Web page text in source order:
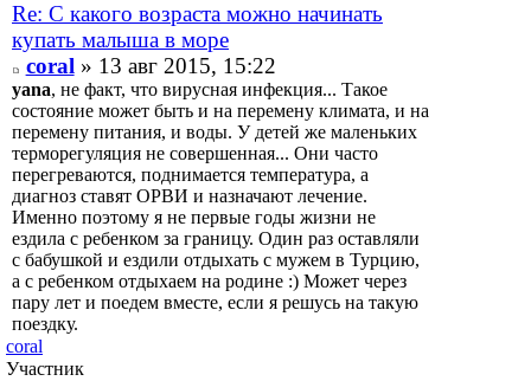
Re: С какого возраста можно начинать
купать малыша в море
coral» 13 авг 2015, 15:22
yana, не факт, что вирусная инфекция... Такое
состояние может быть и на перемену климата, и на
перемену питания, и воды. У детей же маленьких
терморегуляция не совершенная... Они часто
перегреваются, поднимается температура, а
диагноз ставят ОРВИ и назначают лечение.
Именно поэтому я не первые годы жизни не
ездила с ребенком за границу. Один раз оставляли
с бабушкой и ездили отдыхать с мужем в Турцию,
а с ребенком отдыхаем на родине :) Может через
пару лет и поедем вместе, если я решусь на такую
поездку.
coral
Участник